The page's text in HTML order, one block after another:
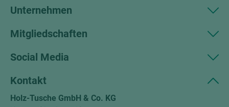
Unternehmen
Mitgliedschaften
Social Media
Kontakt
Holz-Tusche GmbH & Co. KG